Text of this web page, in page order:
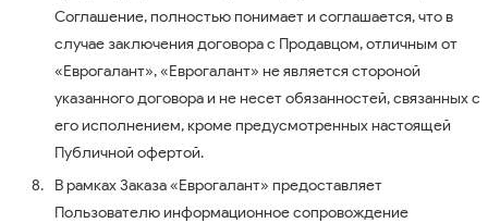
Соглашение, полностью понимает и соглашается, что в
случае заключения договора с Продавцом, отличным от
«Еврогалант», «Еврогалант» не является стороной
указанного договора и не несет обязанностей, связанных с
его исполнением, кроме предусмотренных настоящей
Публичной офертой.
В рамках Заказа «Еврогалант» предоставляет
Пользователю информационное сопровождение